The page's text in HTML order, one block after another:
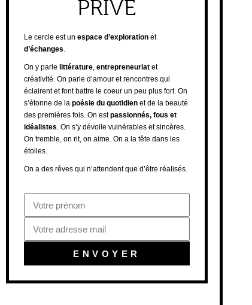
PRIVÉ
Le cercle est un espace d’exploration et
d’échanges.
On y parle littérature, entrepreneuriat et
créativité. On parle d’amour et rencontres qui
éclairent et font battre le coeur un peu plus fort. On
s’étonne de la poésie du quotidien et de la beauté
des premières fois. On estpassionnés, fous et
idéalistes. On s’y dévoile vulnérables et sincères.
On tremble, on rit, on aime. On a la tête dans les
étoiles.
On a des rêves qui n’attendent que d’être réalisés.
ENVOYER